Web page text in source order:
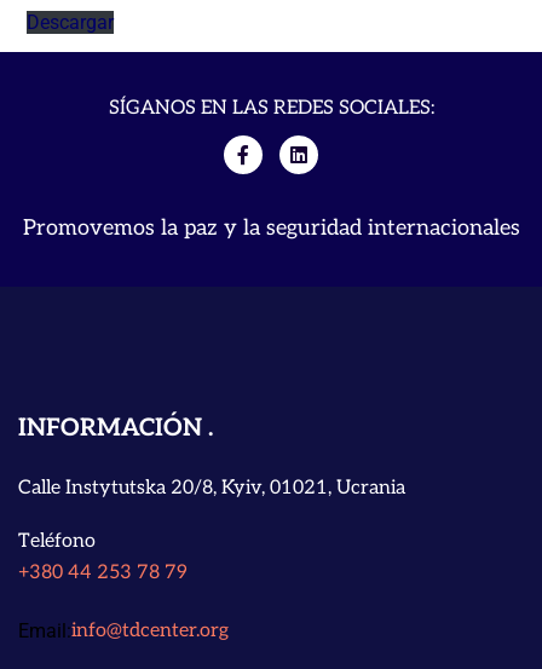
Descargar
SÍGANOS EN LAS REDES SOCIALES:
Promovemos la paz y la seguridad internacionales
INFORMACIÓN
Calle Instytutska 20/8, Kyiv, 01021, Ucrania
Teléfono
+380 44 253 78 79
Email:info@tdcenter.org